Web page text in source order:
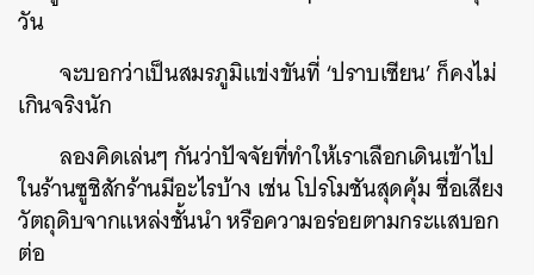
วัน
จะบอกว่าเป็นสมรภูมิแข่งขันที่ ‘ปราบเซียน’ ก็คงไม่
เกินจริงนัก
ลองคิดเล่นๆ กันว่าปัจจัยที่ทำให้เราเลือกเดินเข้าไป
ในร้านซูชิสักร้านมีอะไรบ้าง เช่น โปรโมชันสุดคุ้ม ชื่อเสียง
วัตถุดิบจากแหล่งชั้นนำ หรือความอร่อยตามกระแสบอก
ต่อ